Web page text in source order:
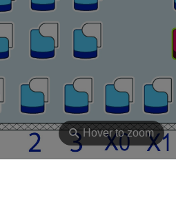
⚲Hover to zoom